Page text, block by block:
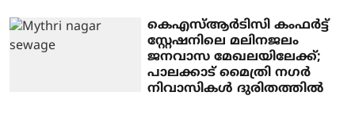
കെഎസ്ആർടിസി കംഫർട്ട്
സ്റ്റേഷനിലെ മലിനജലം
ജനവാസ മേഖലയിലേക്ക്;
പാലക്കാട് മൈത്രി നഗർ
നിവാസികൾ ദുരിതത്തിൽ